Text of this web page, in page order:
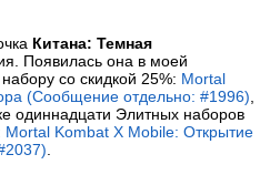
Китана: Темная
Появилась она в моей
со скидкой 25%: Mortal
(Сообщение отдельно: #1996)
одиннадцати Элитных наборов
Mortal Kombat X Mobile: Открытие